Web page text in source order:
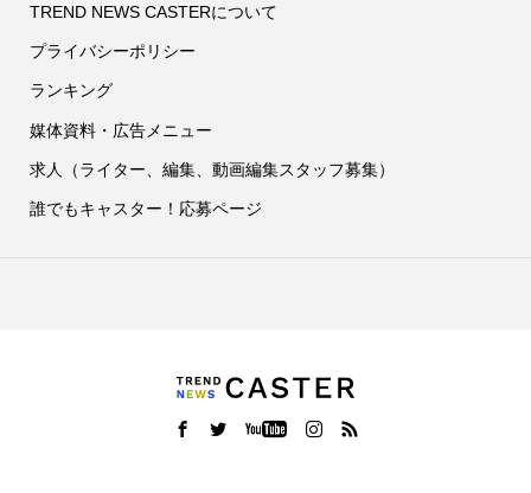
TREND NEWS CASTERについて
プライバシーポリシー
ランキング
媒体資料・広告メニュー
求人（ライター、編集、動画編集スタッフ募集）
誰でもキャスター！応募ページ